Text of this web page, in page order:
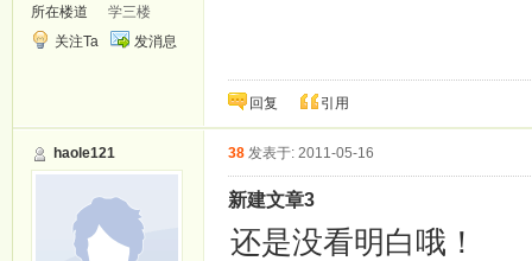
所在楼道
学三楼
关注Ta
发消息
回复 引用
haole121 38 发表于: 2011-05-16
新建文章3
还是没看明白哦！